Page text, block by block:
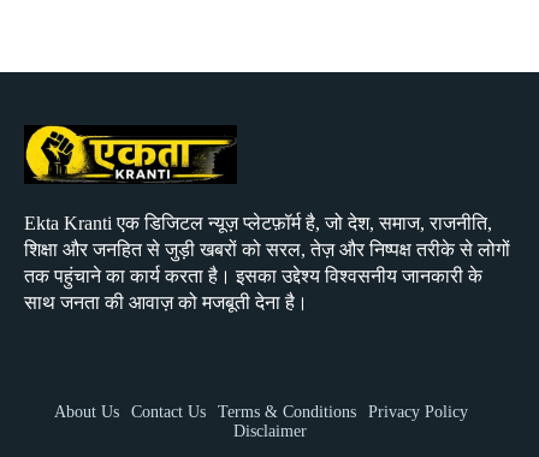
Ekta Kranti एक डिजिटल न्यूज़ प्लेटफ़ॉर्म है, जो देश, समाज, राजनीति,
शिक्षा और जनहित से जुड़ी खबरों को सरल, तेज़ और निष्पक्ष तरीके से लोगों
तक पहुंचाने का कार्य करता है। इसका उद्देश्य विश्वसनीय जानकारी के
साथ जनता की आवाज़ को मजबूती देना है।
About Us Contact Us Terms & Conditions
Privacy Policy
Disclaimer